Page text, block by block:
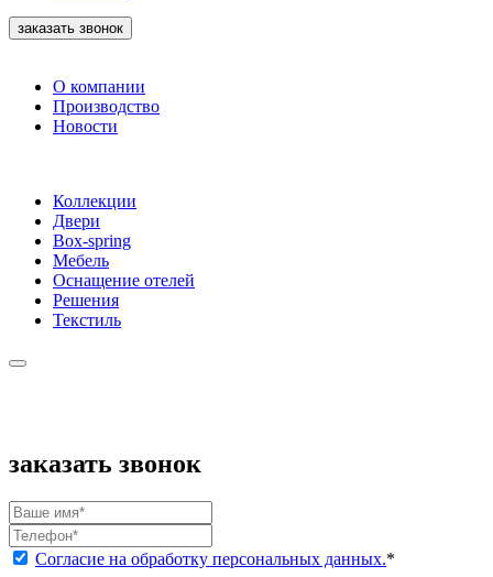
заказать звонок
О компании
Производство
Новости
Коллекции
Двери
Box-spring
Мебель
Оснащение отелей
Решения
Текстиль
заказать звонок
Согласие на обработку персональных данных.*